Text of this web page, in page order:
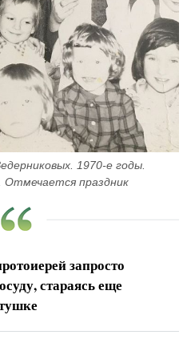
1970-е годы.
праздник
запросто
стараясь еще